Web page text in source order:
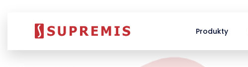
Produkty